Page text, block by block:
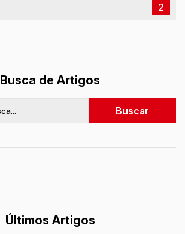
2
Busca de Artigos
Últimos Artigos